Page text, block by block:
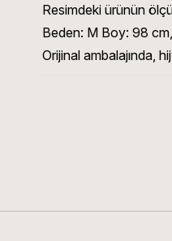
Resimdeki ürünün
Beden: M Boy: 98
Orijinal ambalajında,